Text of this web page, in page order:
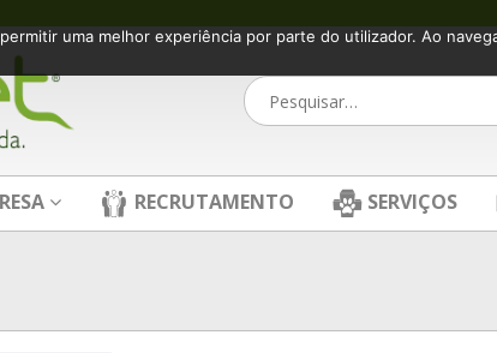
RECRUTAMENTO SERVIÇOS
uma melhor experiência por parte do utilizador. Ao